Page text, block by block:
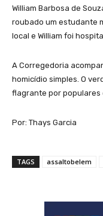
William Barbosa de
roubado um estudante
local e William foi
A Corregedoria
homicídio simples. O
flagrante por populares
Por: Thays Garcia
TAGS assaltobelem